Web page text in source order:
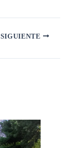
SIGUIENTE